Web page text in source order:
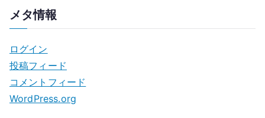
メタ情報
ログイン
投稿フィード
コメントフィード
WordPress.org